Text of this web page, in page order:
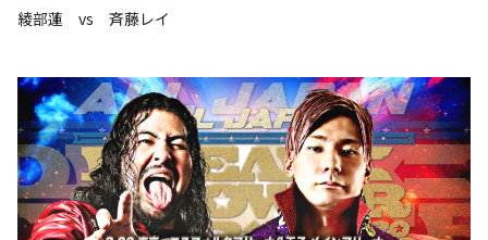
綾部蓮 vs 斉藤レイ